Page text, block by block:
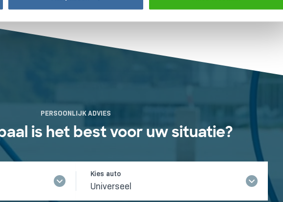
PERSOONLIJK ADVIES
is het best voor uw situatie?
Universeel